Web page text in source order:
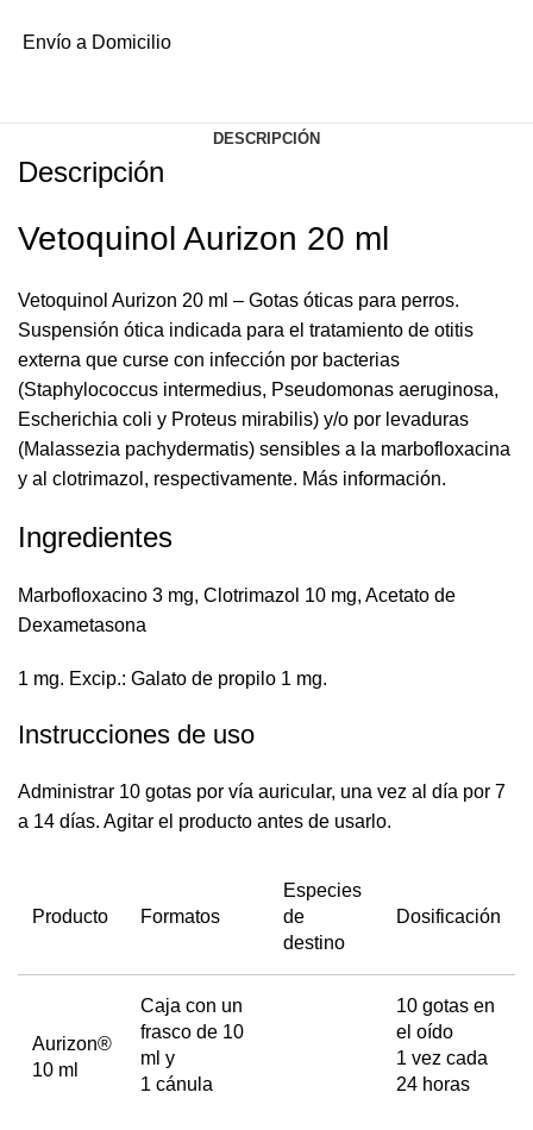
Envío a Domicilio
DESCRIPCIÓN
Descripción
Vetoquinol Aurizon 20 ml
Vetoquinol Aurizon 20 ml – Gotas óticas para perros.
Suspensión ótica indicada para el tratamiento de otitis
externa que curse con infección por bacterias
(Staphylococcus intermedius, Pseudomonas aeruginosa,
Escherichia coli y Proteus mirabilis) y/o por levaduras
(Malassezia pachydermatis) sensibles a la marbofloxacina
y al clotrimazol, respectivamente. Más información.
Ingredientes
Marbofloxacino 3 mg, Clotrimazol 10 mg, Acetato de
Dexametasona
1 mg. Excip.: Galato de propilo 1 mg.
Instrucciones de uso
Administrar 10 gotas por vía auricular, una vez al día por 7
a 14 días. Agitar el producto antes de usarlo.
Producto Formatos
Especies
de
destino
Dosificación
Aurizon®
10 ml
Caja con un
frasco de 10
ml y
1 cánula
10 gotas en
el oído
1 vez cada
24 horas